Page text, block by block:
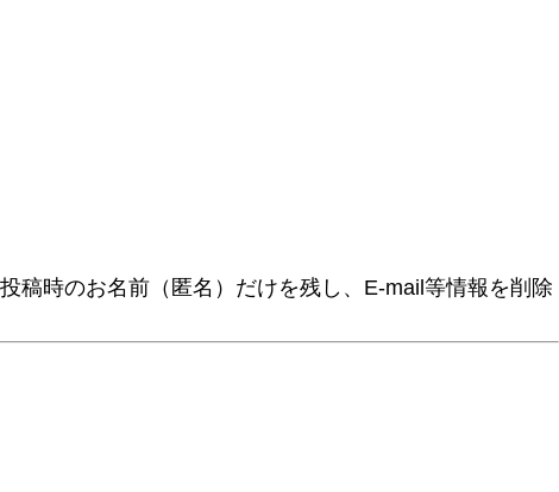
稿時のお名前（匿名）だけを残し、E-mail等情報を削除